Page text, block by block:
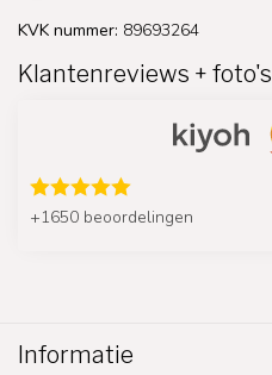
KVK nummer: 89693264
Klantenreviews + foto's
+1650 beoordelingen
Informatie